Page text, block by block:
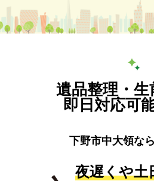
遺品整理・生
即日対応可
下野市中大領な
夜遅くや土